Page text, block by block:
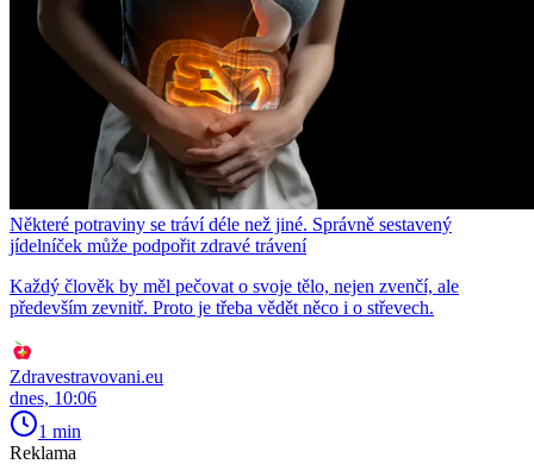
Některé potraviny se tráví déle než jiné. Správně sestavený
jídelníček může podpořit zdravé trávení
Každý člověk by měl pečovat o svoje tělo, nejen zvenčí, ale
především zevnitř. Proto je třeba vědět něco i o střevech.
Zdravestravovani.eu
dnes, 10:06
1 min
Reklama